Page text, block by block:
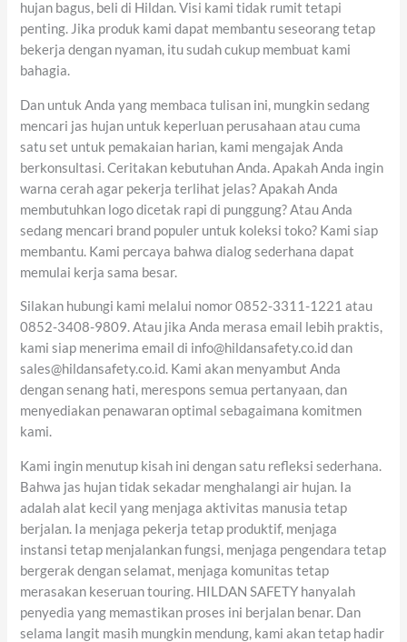
hujan bagus, beli di Hildan. Visi kami tidak rumit tetapi
penting. Jika produk kami dapat membantu seseorang tetap
bekerja dengan nyaman, itu sudah cukup membuat kami
bahagia.
Dan untuk Anda yang membaca tulisan ini, mungkin sedang
mencari jas hujan untuk keperluan perusahaan atau cuma
satu set untuk pemakaian harian, kami mengajak Anda
berkonsultasi. Ceritakan kebutuhan Anda. Apakah Anda ingin
warna cerah agar pekerja terlihat jelas? Apakah Anda
membutuhkan logo dicetak rapi di punggung? Atau Anda
sedang mencari brand populer untuk koleksi toko? Kami siap
membantu. Kami percaya bahwa dialog sederhana dapat
memulai kerja sama besar.
Silakan hubungi kami melalui nomor 0852-3311-1221 atau
0852-3408-9809. Atau jika Anda merasa email lebih praktis,
kami siap menerima email di info@hildansafety.co.id dan
sales@hildansafety.co.id. Kami akan menyambut Anda
dengan senang hati, merespons semua pertanyaan, dan
menyediakan penawaran optimal sebagaimana komitmen
kami.
Kami ingin menutup kisah ini dengan satu refleksi sederhana.
Bahwa jas hujan tidak sekadar menghalangi air hujan. Ia
adalah alat kecil yang menjaga aktivitas manusia tetap
berjalan. Ia menjaga pekerja tetap produktif, menjaga
instansi tetap menjalankan fungsi, menjaga pengendara tetap
bergerak dengan selamat, menjaga komunitas tetap
merasakan keseruan touring. HILDAN SAFETY hanyalah
penyedia yang memastikan proses ini berjalan benar. Dan
selama langit masih mungkin mendung, kami akan tetap hadir